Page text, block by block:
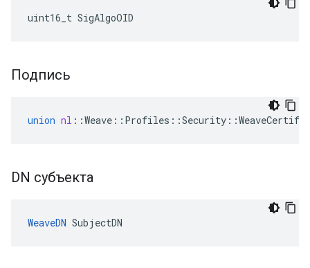
uint16_t SigAlgoOID
Подпись
union nl ::Weave :: Profiles ::Security ::
DN субъекта
WeaveDN SubjectDN